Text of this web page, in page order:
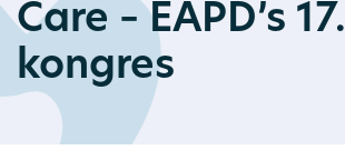
Care – EAPD’s 17.
kongres